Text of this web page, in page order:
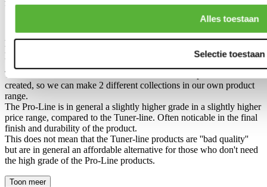
Alles toestaan
Selectie toestaan
floormats for your model.
Difference between ''Pro-Line'' and ''Tuner line'' H-gear
products?
The difference between an Tuner-line and Pro-line product has been
created, so we can make 2 different collections in our own product
range.
The Pro-Line is in general a slightly higher grade in a slightly higher
price range, compared to the Tuner-line. Often noticable in the final
finish and durability of the product.
This does not mean that the Tuner-line products are ''bad quality''
but are in general an affordable alternative for those who don't need
the high grade of the Pro-Line products.
Toon meer